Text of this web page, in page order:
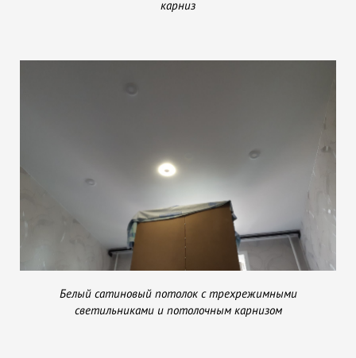
карниз
Белый сатиновый потолок с трехрежимными
светильниками и потолочным карнизом